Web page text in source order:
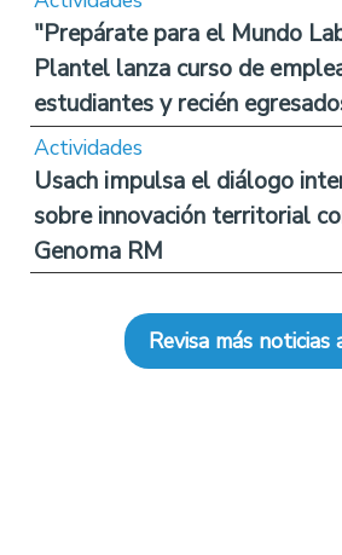
"Prepárate para el Mundo
Plantel lanza curso de
estudiantes y recién
Actividades
Usach impulsa el diálogo
sobre innovación territorial
Genoma RM
Revisa más noticias